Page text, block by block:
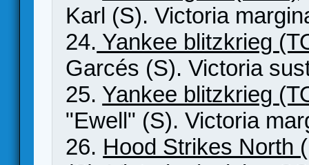
Karl (S). Victoria
24. Yankee blitzkrieg
Garcés (S). Victoria
25. Yankee blitzkrieg
"Ewell" (S). Victoria
26. Hood Strikes North